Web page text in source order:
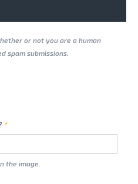
or not you are a human
spam submissions.
*
the image.